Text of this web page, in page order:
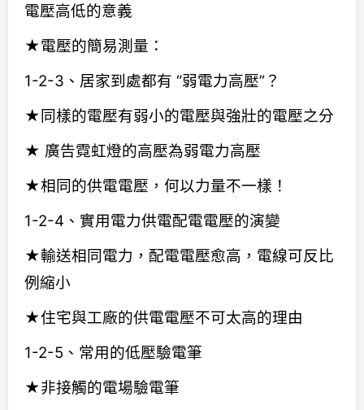
電壓高低的意義
★電壓的簡易測量：
1-2-3、居家到處都有 “弱電力高壓”？
★同樣的電壓有弱小的電壓與強壯的電壓之分
★ 廣告霓虹燈的高壓為弱電力高壓
★相同的供電電壓，何以力量不一樣！
1-2-4、實用電力供電配電電壓的演變
★輸送相同電力，配電電壓愈高，電線可反比
例縮小
★住宅與工廠的供電電壓不可太高的理由
1-2-5、常用的低壓驗電筆
★非接觸的電場驗電筆